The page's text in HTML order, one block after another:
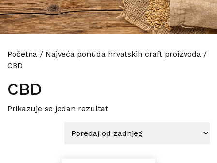
Početna / Najveća ponuda hrvatskih craft proizvoda /
CBD
CBD
Prikazuje se jedan rezultat